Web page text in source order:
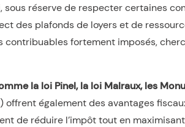
sous réserve de respecter certaines
des plafonds de loyers et de
fortement imposés,
la loi Pinel, la loi Malraux, les
offrent également des avantages
de réduire l’impôt tout en